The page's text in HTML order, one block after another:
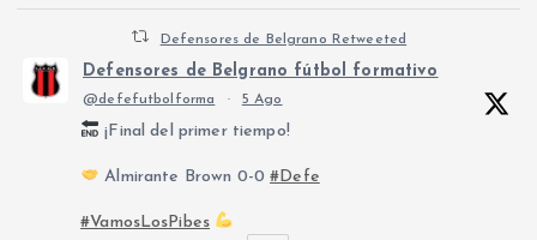
Defensores de Belgrano Retweeted
Defensores de Belgrano fútbol formativo
@defefutbolforma · 5 Ago
¡Final del primer tiempo!
Almirante Brown 0-0#Defe
#VamosLosPibes